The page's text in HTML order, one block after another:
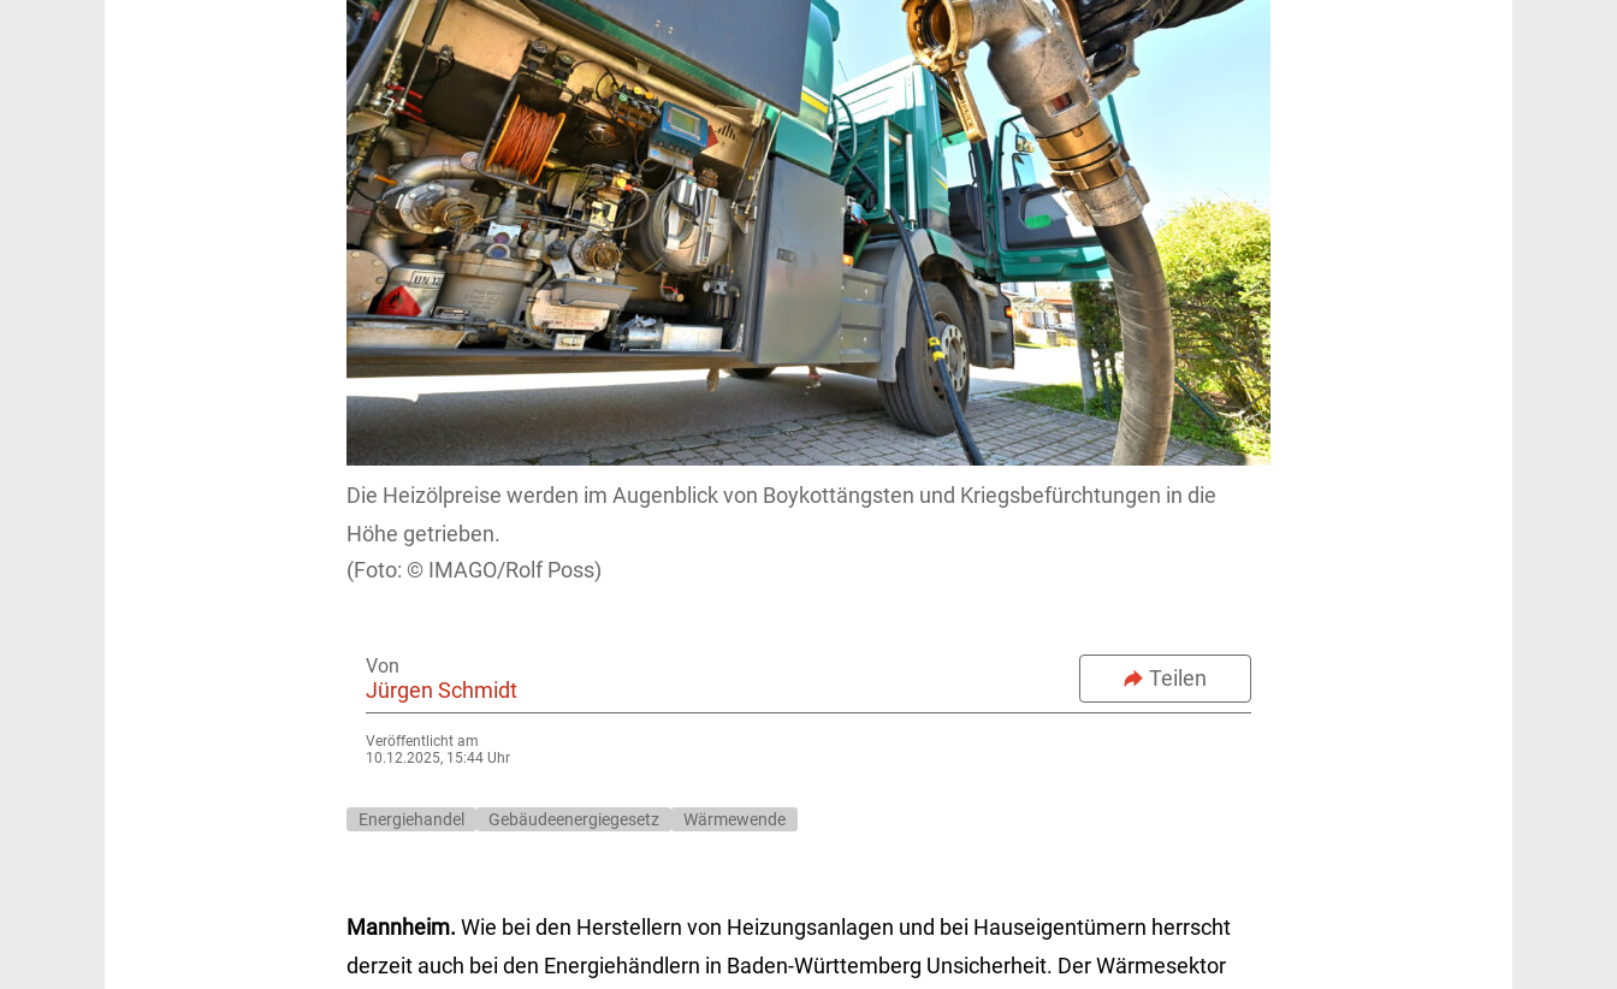
Die Heizölpreise werden im Augenblick von Boykottängsten und Kriegsbefürchtungen in die
Höhe getrieben.
IMAGO/Rolf Poss)
Von
Jürgen Schmidt Teilen
Veröffentlicht am
10.12.2025, 15:44 Uhr
Energiehandel Gebäudeenergiegesetz Wärmewende
Mannheim. Wie bei den Herstellern von Heizungsanlagen und bei Hauseigentümern herrscht
derzeit auch bei den Energiehändlern in Baden-Württemberg Unsicherheit. Der Wärmesektor